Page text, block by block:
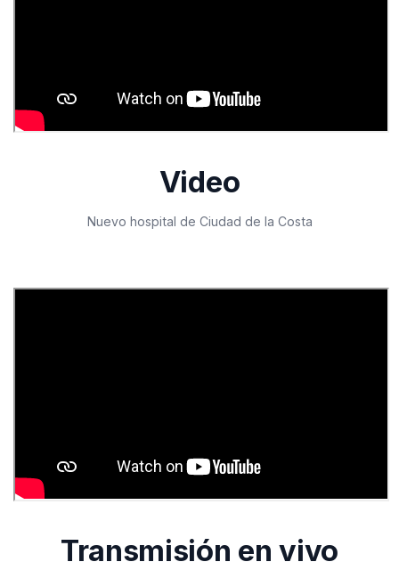
Video
Nuevo hospital de Ciudad de la Costa
Transmisión en vivo